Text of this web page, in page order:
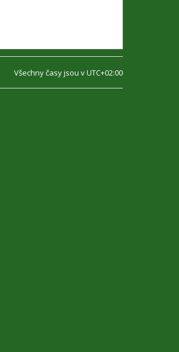
Všechny časy jsou vUTC+02:00